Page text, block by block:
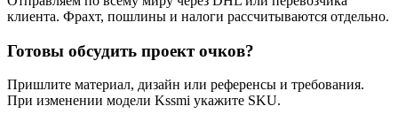
клиента. Фрахт, пошлины и налоги рассчитываются отдельно.
Готовы обсудить проект очков?
Пришлите материал, дизайн или референсы и требования.
При изменении модели Kssmi укажите SKU.